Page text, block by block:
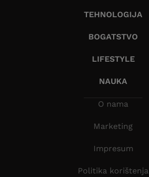
TEHNOLOGIJA
BOGATSTVO
LIFESTYLE
NAUKA
O nama
Marketing
Impresum
Politika korištenja